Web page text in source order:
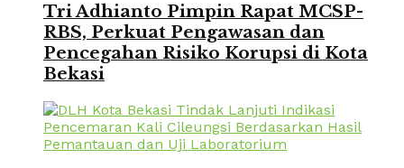
Tri Adhianto Pimpin Rapat MCSP-
RBS, Perkuat Pengawasan dan
Pencegahan Risiko Korupsi di Kota
Bekasi